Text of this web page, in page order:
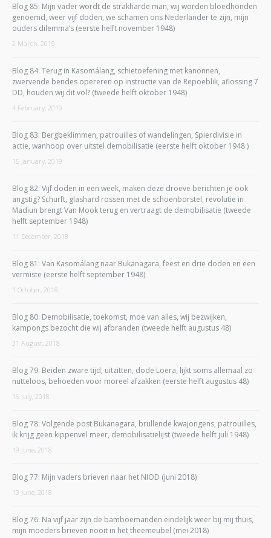
Blog 85: Mijn vader wordt de strakharde man, wij worden bloedhonden
genoemd, weer vijf doden, we schamen ons Nederlander te zijn, mijn
ouders dilemma’s (eerste helft november 1948)
2 March, 2019
Blog 84: Terug in Kasomálang, schietoefening met kanonnen,
zwervende bendes opereren op instructie van de Repoeblik, aflossing 7
DD, houden wij dit vol? (tweede helft oktober 1948)
4 February, 2019
Blog 83: Bergbeklimmen, patrouilles of wandelingen, Spierdivisie in
actie, wanhoop over uitstel demobilisatie (eerste helft oktober 1948 )
15 January, 2019
Blog 82: Vijf doden in een week, maken deze droeve berichten je ook
angstig? Schurft, glashard rossen met de schoenborstel, revolutie in
Madiun brengt Van Mook terug en vertraagt de demobilisatie (tweede
helft september 1948)
11 December, 2018
Blog 81: Van Kasomálang naar Bukanagara, feest en drie doden en een
vermiste (eerste helft september 1948)
1 October, 2018
Blog 80: Demobilisatie, toekomst, moe van alles, wij bezwijken,
kampongs bezocht die wij afbranden (tweede helft augustus 48)
31 August, 2018
Blog 79: Beiden zware tijd, uitzitten, dode Loera, lijkt soms allemaal zo
nutteloos, behoeden voor moreel afzakken (eerste helft augustus 48)
16 July, 2018
Blog 78: Volgende post Bukanagara, brullende kwajongens, patrouilles,
ik krijg geen kippenvel meer, demobilisatielijst (tweede helft juli 1948)
19 June, 2018
Blog 77: Mijn vaders brieven naar het NIOD (juni 2018)
13 June, 2018
Blog 76: Na vijf jaar zijn de bamboemanden eindelijk weer bij mij thuis,
mijn moeders brieven nooit in het theemeubel (mei 2018)